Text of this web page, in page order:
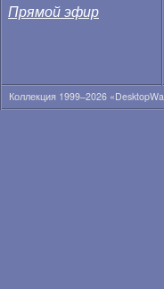
Прямой эфир
Коллекция 1999–2026